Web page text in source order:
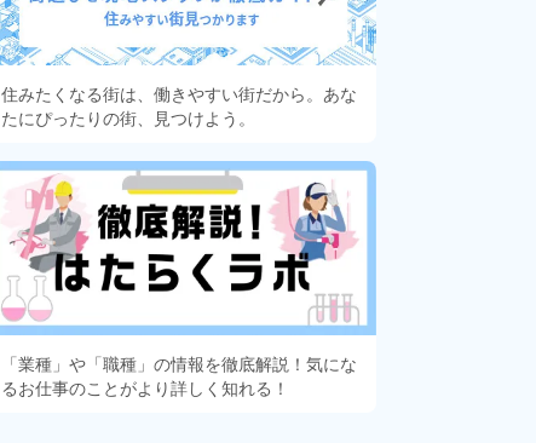
住みたくなる街は、働きやすい街だから。あな
たにぴったりの街、見つけよう。
「業種」や「職種」の情報を徹底解説！気にな
るお仕事のことがより詳しく知れる！